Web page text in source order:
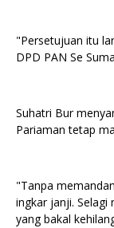
"Persetujuan itu
DPD PAN Se
Suhatri Bur
Pariaman tetap
"Tanpa
ingkar janji. Selagi
yang bakal